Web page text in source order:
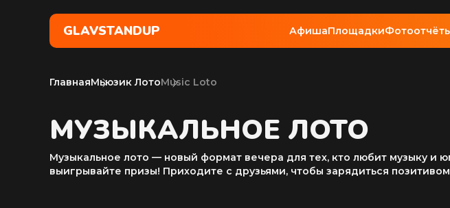
GLAVSTANDUP АфишаПлощадки
ГлавнаяМьюзик ЛотоMusic Loto
МУЗЫКАЛЬНОЕ ЛОТО
Музыкальное лото — новый формат вечера для тех, кто любит музыку и
выигрывайте призы! Приходите с друзьями, чтобы зарядиться